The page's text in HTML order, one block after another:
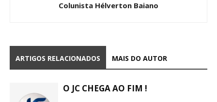
Colunista Hélverton Baiano
ARTIGOS RELACIONADOS MAIS DO AUTOR
O JC CHEGA AO FIM !